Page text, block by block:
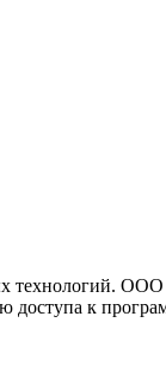
ООО
доступа к